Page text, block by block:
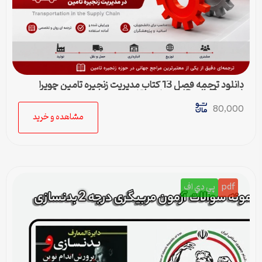
دانلود ترجمه فصل 13 کتاب مدیریت زنجیره تامین چوپرا
(Sunil Chopra) | حمل و نقل در زنجیره تامین
80,000
مشاهده و خرید
pdf پي دي اف